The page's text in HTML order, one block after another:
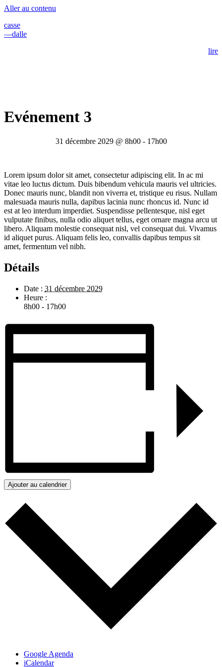
Aller au contenu
casse
—dalle
lire
Evénement 3
31 décembre 2029 @ 8h00- 17h00
Lorem ipsum dolor sit amet, consectetur adipiscing elit. In ac mi
vitae leo luctus dictum. Duis bibendum vehicula mauris vel ultricies.
Donec mauris nunc, blandit non viverra et, tristique eu risus. Nullam
malesuada mauris nulla, dapibus lacinia nunc rhoncus id. Nunc id
est at leo interdum imperdiet. Suspendisse pellentesque, nisl eget
vulputate finibus, nulla odio aliquet tellus, eget ornare magna arcu ut
libero. Aliquam molestie consequat nisl, vel consequat dui. Vivamus
id aliquet purus. Aliquam felis leo, convallis dapibus tempus sit
amet, fermentum vel nibh.
Détails
Date : 31 décembre 2029
Heure :
8h00 - 17h00
Ajouter au calendrier
Google Agenda
iCalendar